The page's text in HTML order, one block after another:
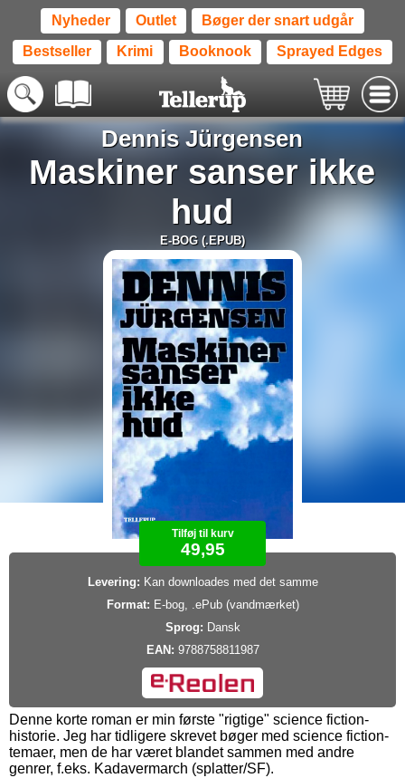
Nyheder Outlet Bøger der snart udgår
Bestseller Krimi Booknook Sprayed Edges
Dennis Jürgensen
Maskiner sanser ikke
hud
E-BOG (.EPUB)
Tilføj til kurv
49,95
Levering: Kan downloades med det samme
Format: E-bog, .ePub (vandmærket)
Sprog: Dansk
EAN: 9788758811987
Denne korte roman er min første "rigtige" science fiction-
historie. Jeg har tidligere skrevet bøger med science fiction-
temaer, men de har været blandet sammen med andre
genrer, f.eks. Kadavermarch (splatter/SF).